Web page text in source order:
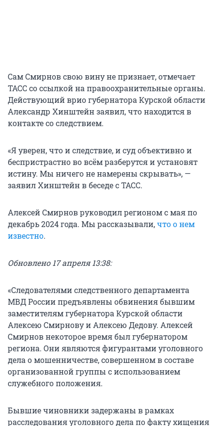
Сам Смирнов свою вину не признает, отмечает
ТАСС со ссылкой на правоохранительные органы.
Действующий врио губернатора Курской области
Александр Хинштейн заявил, что находится в
контакте со следствием.
«Я уверен, что и следствие, и суд объективно и
беспристрастно во всём разберутся и установят
истину. Мы ничего не намерены скрывать», —
заявил Хинштейн в беседе с ТАСС.
Алексей Смирнов руководил регионом с мая по
декабрь 2024 года. Мы рассказывали,что о нем
известно.
Обновлено 17 апреля 13:38:
«Следователями следственного департамента
МВД России предъявлены обвинения бывшим
заместителям губернатора Курской области
Алексею Смирнову и Алексею Дедову. Алексей
Смирнов некоторое время был губернатором
региона. Они являются фигурантами уголовного
дела о мошенничестве, совершенном в составе
организованной группы с использованием
служебного положения.
Бывшие чиновники задержаны в рамках
расследования уголовного дела по факту хищения